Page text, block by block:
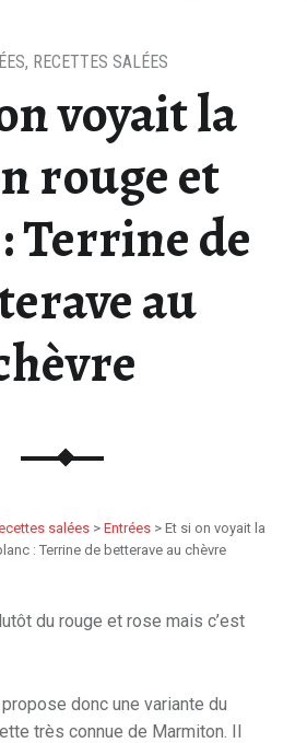
voyait la
rouge et
Terrine de
au
, RECETTES SALÉES
salées> Entrées> Et si on voyait la
: Terrine de betterave au chèvre
du rouge et rose mais c’est
propose donc une variante du
très connue de Marmiton. Il